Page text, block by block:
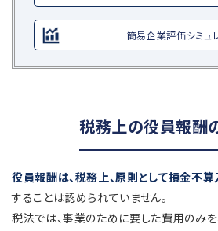
簡易企業評価シミュ
税務上の役員報酬
役員報酬は、税務上、原則として損金不算
することは認められていません。
税法では、事業のために要した費用のみ